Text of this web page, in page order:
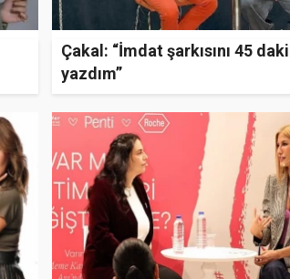
Çakal: “İmdat şarkısını 45
yazdım”